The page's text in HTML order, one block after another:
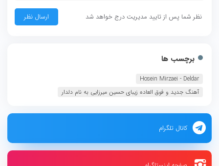
نظر شما پس از تایید مدیریت درج خواهد شد
برچسب ها
Hosein Mirzaei - Deldar
آهنگ جدید و فوق العاده زیبای حسین میرزایی به نام دلدار
کانال تلگرام